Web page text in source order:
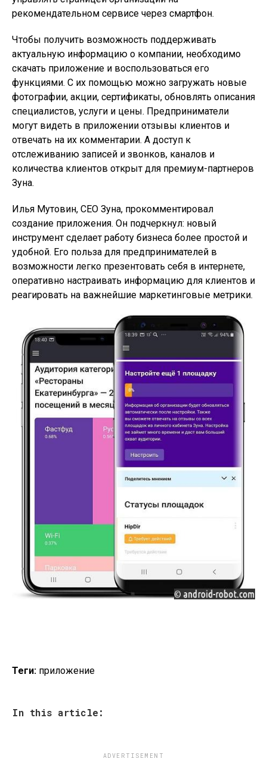
рекомендательном сервисе через смартфон.
Чтобы получить возможность поддерживать
актуальную информацию о компании, необходимо
скачать приложение и воспользоваться его
функциями. С их помощью можно загружать новые
фотографии, акции, сертификаты, обновлять описания
специалистов, услуги и цены. Предприниматели
могут видеть в приложении отзывы клиентов и
отвечать на их комментарии. А доступ к
отслеживанию записей и звонков, каналов и
количества клиентов открыт для премиум-партнеров
Зуна.
Илья Мутовин, СЕО Зуна, прокомментировал
создание приложения. Он подчеркнул: новый
инструмент сделает работу бизнеса более простой и
удобной. Его польза для предпринимателей в
возможности легко презентовать себя в интернете,
оперативно настраивать информацию для клиентов и
реагировать на важнейшие маркетинговые метрики.
Теги: приложение
In this article:
ADVERTISEMENT